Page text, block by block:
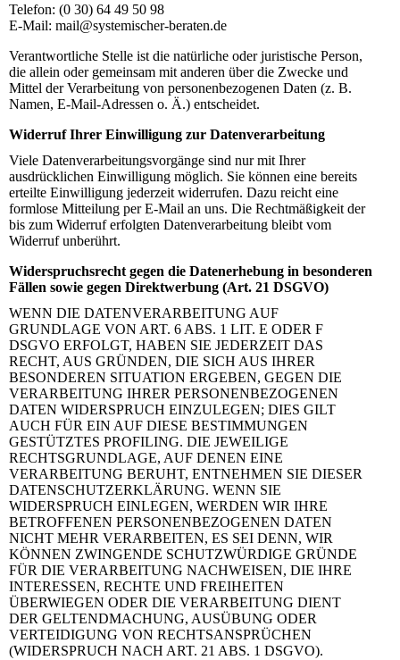
Telefon: (0 30) 64 49 50 98
E-Mail: mail@systemischer-beraten.de
Verantwortliche Stelle ist die natürliche oder juristische Person,
die allein oder gemeinsam mit anderen über die Zwecke und
Mittel der Verarbeitung von personenbezogenen Daten (z. B.
Namen, E-Mail-Adressen o. Ä.) entscheidet.
Widerruf Ihrer Einwilligung zur Datenverarbeitung
Viele Datenverarbeitungsvorgänge sind nur mit Ihrer
ausdrücklichen Einwilligung möglich. Sie können eine bereits
erteilte Einwilligung jederzeit widerrufen. Dazu reicht eine
formlose Mitteilung per E-Mail an uns. Die Rechtmäßigkeit der
bis zum Widerruf erfolgten Datenverarbeitung bleibt vom
Widerruf unberührt.
Widerspruchsrecht gegen die Datenerhebung in besonderen
Fällen sowie gegen Direktwerbung (Art. 21 DSGVO)
WENN DIE DATENVERARBEITUNG AUF
GRUNDLAGE VON ART. 6 ABS. 1 LIT. E ODER F
DSGVO ERFOLGT, HABEN SIE JEDERZEIT DAS
RECHT, AUS GRÜNDEN, DIE SICH AUS IHRER
BESONDEREN SITUATION ERGEBEN, GEGEN DIE
VERARBEITUNG IHRER PERSONENBEZOGENEN
DATEN WIDERSPRUCH EINZULEGEN; DIES GILT
AUCH FÜR EIN AUF DIESE BESTIMMUNGEN
GESTÜTZTES PROFILING. DIE JEWEILIGE
RECHTSGRUNDLAGE, AUF DENEN EINE
VERARBEITUNG BERUHT, ENTNEHMEN SIE DIESER
DATENSCHUTZERKLÄRUNG. WENN SIE
WIDERSPRUCH EINLEGEN, WERDEN WIR IHRE
BETROFFENEN PERSONENBEZOGENEN DATEN
NICHT MEHR VERARBEITEN, ES SEI DENN, WIR
KÖNNEN ZWINGENDE SCHUTZWÜRDIGE GRÜNDE
FÜR DIE VERARBEITUNG NACHWEISEN, DIE IHRE
INTERESSEN, RECHTE UND FREIHEITEN
ÜBERWIEGEN ODER DIE VERARBEITUNG DIENT
DER GELTENDMACHUNG, AUSÜBUNG ODER
VERTEIDIGUNG VON RECHTSANSPRÜCHEN
(WIDERSPRUCH NACH ART. 21 ABS. 1 DSGVO).